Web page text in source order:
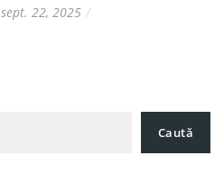
sept. 22, 2025
Caută